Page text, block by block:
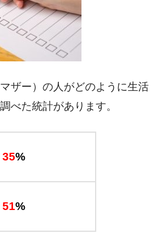
ザー）の人がどのように生活
べた統計があります。
35%
51%